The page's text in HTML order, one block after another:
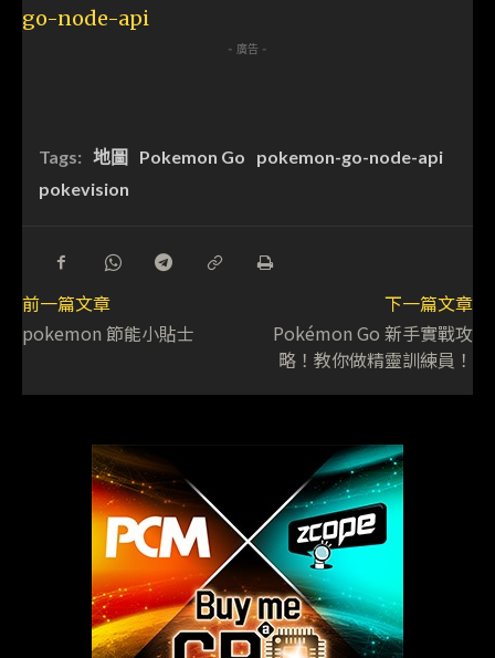
go-node-api
- 廣告 -
Tags: 地圖 Pokemon Go
pokemon-go-node-api
pokevision
前一篇文章
pokemon 節能小貼士
下一篇文章
Pokémon Go 新手實戰攻
略！教你做精靈訓練員！